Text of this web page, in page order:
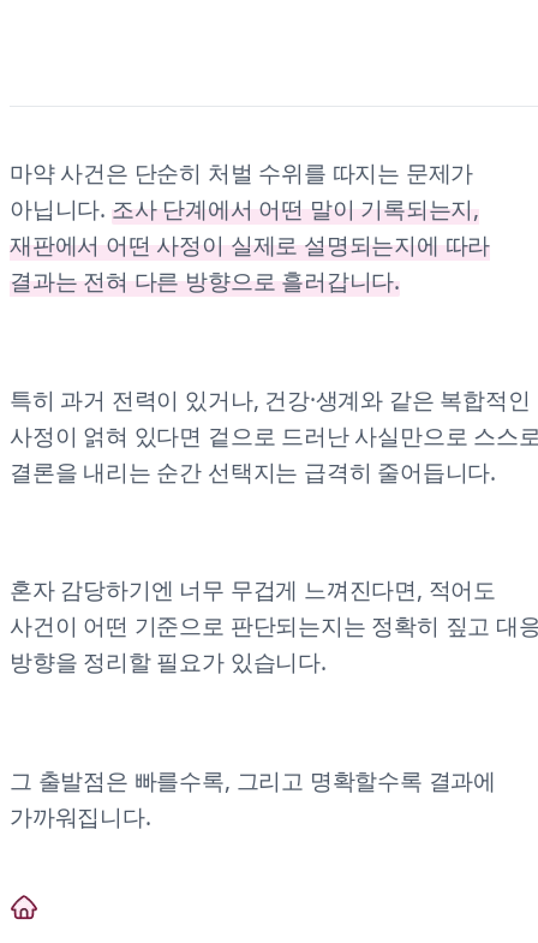
마약 사건은 단순히 처벌 수위를 따지는 문제가
아닙니다. 조사 단계에서 어떤 말이 기록되는지,
재판에서 어떤 사정이 실제로 설명되는지에 따라
결과는 전혀 다른 방향으로 흘러갑니다.
특히 과거 전력이 있거나, 건강·생계와 같은 복합적인
사정이 얽혀 있다면 겉으로 드러난 사실만으로 스스
결론을 내리는 순간 선택지는 급격히 줄어듭니다.
혼자 감당하기엔 너무 무겁게 느껴진다면, 적어도
사건이 어떤 기준으로 판단되는지는 정확히 짚고 대
방향을 정리할 필요가 있습니다.
그 출발점은 빠를수록, 그리고 명확할수록 결과에
가까워집니다.